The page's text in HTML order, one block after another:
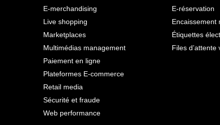
E-merchandising
Live shopping
Marketplaces
Multimédias management
Paiement en ligne
Plateformes E-commerce
Retail media
Sécurité et fraude
Web performance
E-réservation
Encaissement
Étiquettes
Files d’attente